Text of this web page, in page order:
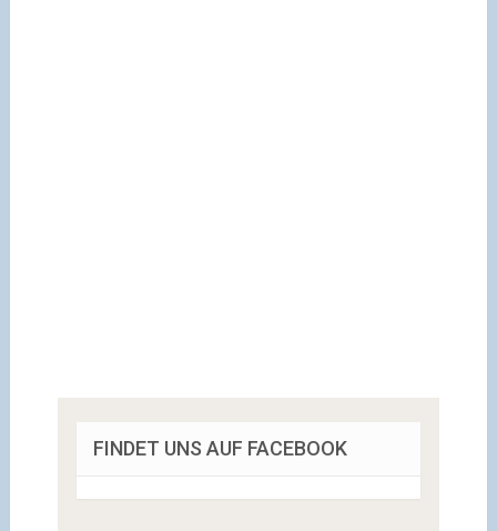
FINDET UNS AUF FACEBOOK